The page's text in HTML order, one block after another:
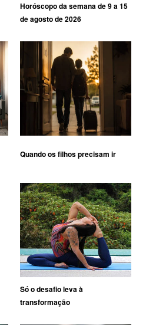
Horóscopo da semana de 9 a 15
de agosto de 2026
Quando os filhos precisam ir
Só o desafio leva à
transformação